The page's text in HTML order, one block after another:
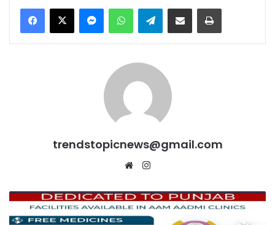
MessengerWhatsAppTelegramShare via Email Print
trendstopicnews@gmail.com
Website
मिल